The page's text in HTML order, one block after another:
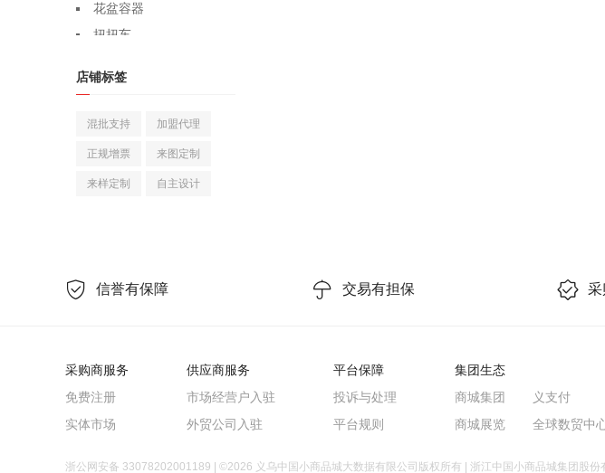
花盆容器
扭扭车
兰科植物
婚礼拱形门
纱幔/帷幔
洗衣液
手腕花
红包
店铺标签
混批支持 加盟代理
正规增票 来图定制
来样定制 自主设计